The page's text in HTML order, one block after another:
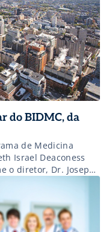
do BIDMC, da
de Medicina
Israel Deaconess
o diretor, Dr. Joseph
conhecê-lo
Hospital Medicine.
com os leitores de